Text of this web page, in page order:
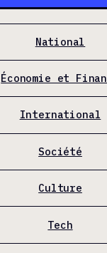
National
Économie et
International
Société
Culture
Tech